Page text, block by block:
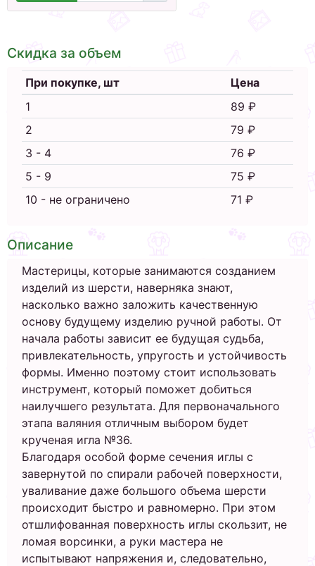
Скидка за объем
При покупке, шт
Цена
1
89 ₽
2
79 ₽
3 - 4
76 ₽
5 - 9
75 ₽
10 - не ограничено
71 ₽
Описание
Мастерицы, которые занимаются созданием
изделий из шерсти, наверняка знают,
насколько важно заложить качественную
основу будущему изделию ручной работы. От
начала работы зависит ее будущая судьба,
привлекательность, упругость и устойчивость
формы. Именно поэтому стоит использовать
инструмент, который поможет добиться
наилучшего результата. Для первоначального
этапа валяния отличным выбором будет
крученая игла №36.
Благодаря особой форме сечения иглы с
завернутой по спирали рабочей поверхности,
уваливание даже большого объема шерсти
происходит быстро и равномерно. При этом
отшлифованная поверхность иглы скользит, не
ломая ворсинки, а руки мастера не
испытывают напряжения и, следовательно,